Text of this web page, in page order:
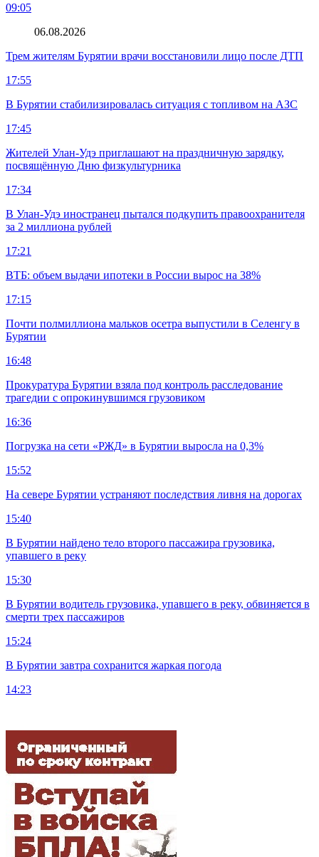
09:05
06.08.2026
Трем жителям Бурятии врачи восстановили лицо после ДТП
17:55
В Бурятии стабилизировалась ситуация с топливом на АЗС
17:45
Жителей Улан-Удэ приглашают на праздничную зарядку,
посвящённую Дню физкультурника
17:34
В Улан-Удэ иностранец пытался подкупить правоохранителя
за 2 миллиона рублей
17:21
ВТБ: объем выдачи ипотеки в России вырос на 38%
17:15
Почти полмиллиона мальков осетра выпустили в Селенгу в
Бурятии
16:48
Прокуратура Бурятии взяла под контроль расследование
трагедии с опрокинувшимся грузовиком
16:36
Погрузка на сети «РЖД» в Бурятии выросла на 0,3%
15:52
На севере Бурятии устраняют последствия ливня на дорогах
15:40
В Бурятии найдено тело второго пассажира грузовика,
упавшего в реку
15:30
В Бурятии водитель грузовика, упавшего в реку, обвиняется в
смерти трех пассажиров
15:24
В Бурятии завтра сохранится жаркая погода
14:23